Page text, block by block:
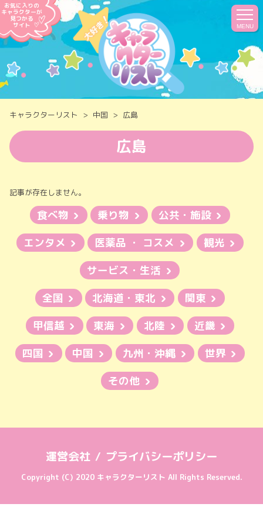
MENU
お気に入りの
キャラクターが
見つかる
サイト
キャラクターリスト 中国 広島
広島
記事が存在しません。
食べ物 乗り物
公共・施設
エンタメ
医薬品 ・ コスメ
観光
サービス・生活
全国
北海道・東北
関東
甲信越
東海 北陸
近畿
四国
中国 九州・沖縄
世界
その他
運営会社 プライバシーポリシー
Copyright (C) 2020 キャラクターリスト All Rights Reserved.